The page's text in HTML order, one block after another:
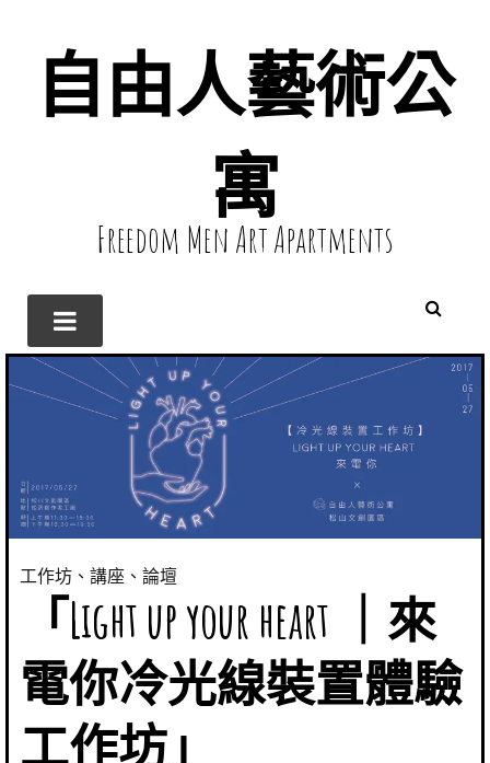
自由人藝術公
寓
Freedom Men Art Apartments
工作坊、講座、論壇
「Light up your heart ｜來
電你冷光線裝置體驗
工作坊」